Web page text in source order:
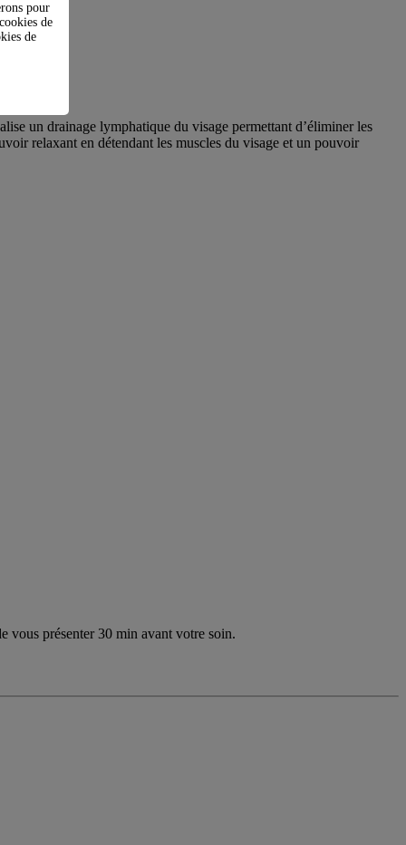
pour
de
de
un drainage lymphatique du visage permettant d’éliminer les
relaxant en détendant les muscles du visage et un pouvoir
vous présenter 30 min avant votre soin.